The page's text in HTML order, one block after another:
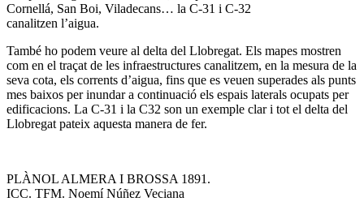
Cornellá, San Boi, Viladecans… la C-31 i C-32
canalitzen l’aigua.
També ho podem veure al delta del Llobregat. Els mapes mostren
com en el traçat de les infraestructures canalitzem, en la mesura de la
seva cota, els corrents d’aigua, fins que es veuen superades als punts
mes baixos per inundar a continuació els espais laterals ocupats per
edificacions. La C-31 i la C32 son un exemple clar i tot el delta del
Llobregat pateix aquesta manera de fer.
PLÀNOL ALMERA I BROSSA 1891.
ICC. TFM. Noemí Núñez Veciana